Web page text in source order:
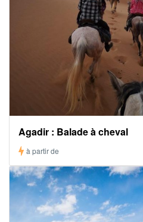
Agadir : Balade à cheval
à partir de